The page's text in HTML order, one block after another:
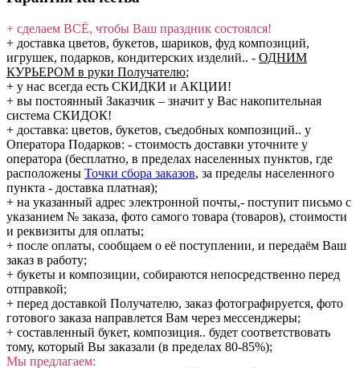
+ сделаем ВСЁ, чтобы Ваш праздник состоялся!
+ доставка цветов, букетов, шариков, фуд композиций,
игрушек, подарков, кондитерских изделий.. - ОДНИМ
КУРЬЕРОМ в руки Получателю;
+ у нас всегда есть СКИДКИ и АКЦИИ!
+ вы постоянный Заказчик – значит у Вас накопительная
система СКИДОК!
+ доставка: цветов, букетов, съедобных композиций.. у
Оператора Подарков: - стоимость доставки уточните у
оператора (бесплатно, в пределах населенных пунктов, где
расположены Точки сбора заказов, за пределы населенного
пункта - доставка платная);
+ на указанный адрес электронной почты,- поступит письмо с
указанием № заказа, фото самого товара (товаров), стоимости
и реквизиты для оплаты;
+ после оплаты, сообщаем о её поступлении, и передаём Ваш
заказ в работу;
+ букеты и композиции, собираются непосредственно перед
отправкой;
+ перед доставкой Получателю, заказ фотографируется, фото
готового заказа направлется Вам через мессенджеры;
+ составленный букет, композиция.. будет соответствовать
тому, который Вы заказали (в пределах 80-85%);
Мы предлагаем: